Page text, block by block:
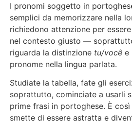
I pronomi soggetto in
semplici da memorizzare nella
richiedono attenzione per
nel contesto giusto —
riguarda la distinzione tu/você e
pronome nella lingua parlata.
Studiate la tabella, fate gli
soprattutto, cominciate a usarli
prime frasi in portoghese. È
smette di essere astratta e